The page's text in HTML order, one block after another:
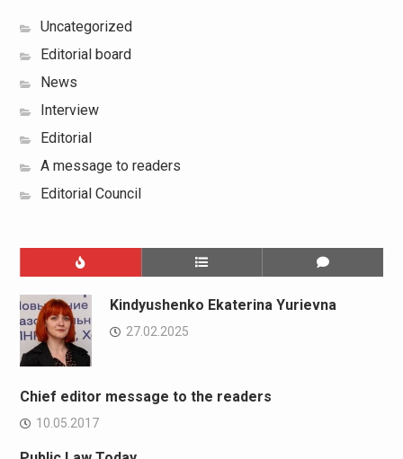
Uncategorized
Editorial board
News
Interview
Editorial
A message to readers
Editorial Council
Kindyushenko Ekaterina Yurievna
27.02.2025
Chief editor message to the readers
10.05.2017